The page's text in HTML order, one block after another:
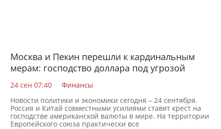
Москва и Пекин перешли к кардинальным
мерам: господство доллара под угрозой
24 сен 07:40
Финансы
Новости политики и экономики сегодня – 24 сентября.
Россия и Китай совместными усилиями ставят крест на
господстве американской валюты в мире. На территории
Европейского союза практически все